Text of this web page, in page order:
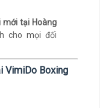
mới tại Hoàng
cho mọi đối
VimiDo Boxing